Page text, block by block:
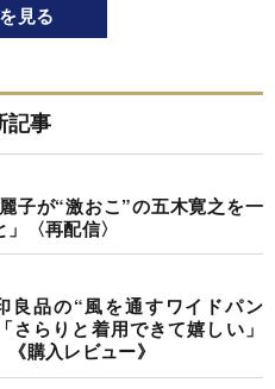
見る
記事
子が“激おこ”の五木寛之を一
〈再配信〉
良品の“風を通すワイドパン
らりと着用できて嬉しい」
購入レビュー》